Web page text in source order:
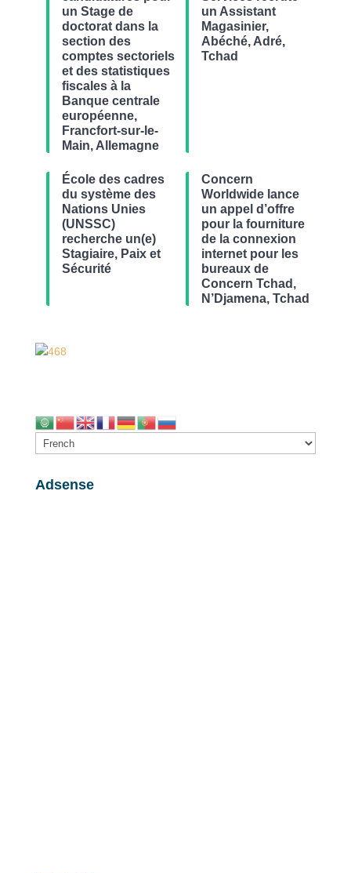
un Stage de
doctorat dans la
section des
comptes sectoriels
et des statistiques
fiscales à la
Banque centrale
européenne,
Francfort-sur-le-
Main, Allemagne
un Assistant
Magasinier,
Abéché, Adré,
Tchad
École des cadres
du système des
Nations Unies
(UNSSC)
recherche un(e)
Stagiaire, Paix et
Sécurité
Concern
Worldwide lance
un appel d’offre
pour la fourniture
de la connexion
internet pour les
bureaux de
Concern Tchad,
N’Djamena, Tchad
Adsense